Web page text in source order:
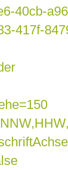
40cb-
417f-